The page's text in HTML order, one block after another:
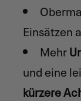
Einsätzen
Mehr
und eine
kürzere